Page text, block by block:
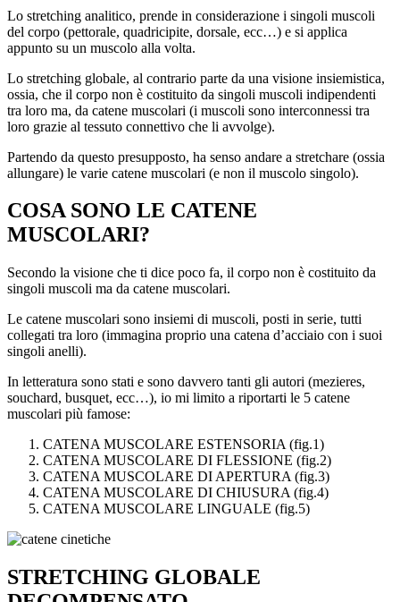
Lo stretching analitico, prende in considerazione i singoli muscoli
del corpo (pettorale, quadricipite, dorsale, ecc…) e si applica
appunto su un muscolo alla volta.
Lo stretching globale, al contrario parte da una visione insiemistica,
ossia, che il corpo non è costituito da singoli muscoli indipendenti
tra loro ma, da catene muscolari (i muscoli sono interconnessi tra
loro grazie al tessuto connettivo che li avvolge).
Partendo da questo presupposto, ha senso andare a stretchare (ossia
allungare) le varie catene muscolari (e non il muscolo singolo).
COSA SONO LE CATENE
MUSCOLARI?
Secondo la visione che ti dice poco fa, il corpo non è costituito da
singoli muscoli ma da catene muscolari.
Le catene muscolari sono insiemi di muscoli, posti in serie, tutti
collegati tra loro (immagina proprio una catena d’acciaio con i suoi
singoli anelli).
In letteratura sono stati e sono davvero tanti gli autori (mezieres,
souchard, busquet, ecc…), io mi limito a riportarti le 5 catene
muscolari più famose:
CATENA MUSCOLARE ESTENSORIA (fig.1)
CATENA MUSCOLARE DI FLESSIONE (fig.2)
CATENA MUSCOLARE DI APERTURA (fig.3)
CATENA MUSCOLARE DI CHIUSURA (fig.4)
CATENA MUSCOLARE LINGUALE (fig.5)
STRETCHING GLOBALE